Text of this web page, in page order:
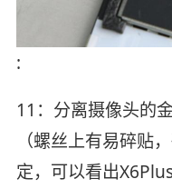
:
11：分离摄像头的
（螺丝上有易碎贴
定，可以看出